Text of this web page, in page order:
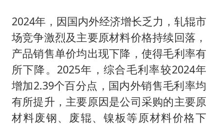
2024年，因国内外经济增长乏力，轧辊市
场竞争激烈及主要原材料价格持续回落，
产品销售单价均出现下降，使得毛利率有
所下降。2025年，综合毛利率较2024年
增加2.39个百分点，国内外销售毛利率均
有所提升，主要原因是公司采购的主要原
材料废钢、废辊、镍板等原材料价格下